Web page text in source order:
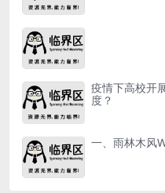
疫情下高校开
度？
一、雨林木风